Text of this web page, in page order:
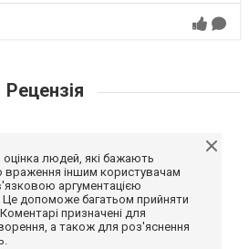
Рецензія
оцінка людей, які бажають
враження іншим користувачам
аргументацією
Це допоможе багатьом прийняти
призначені для
а також для роз'яснення